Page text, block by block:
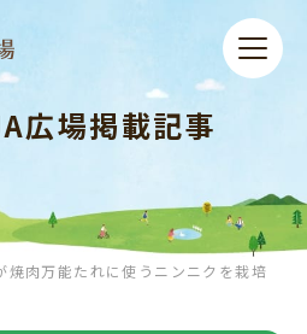
広場掲載記事
焼肉万能たれに使うニンニクを栽培